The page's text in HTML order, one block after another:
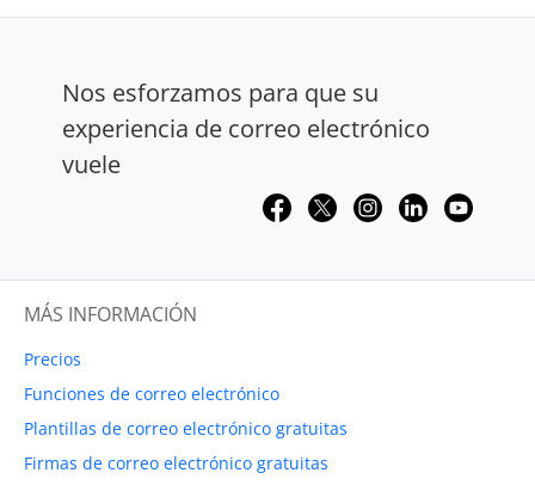
Nos esforzamos para que su
experiencia de correo electrónico
vuele
MÁS INFORMACIÓN
Precios
Funciones de correo electrónico
Plantillas de correo electrónico gratuitas
Firmas de correo electrónico gratuitas